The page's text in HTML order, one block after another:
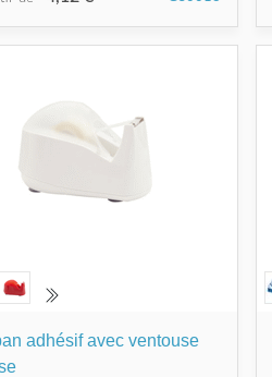
adhésif avec ventouse